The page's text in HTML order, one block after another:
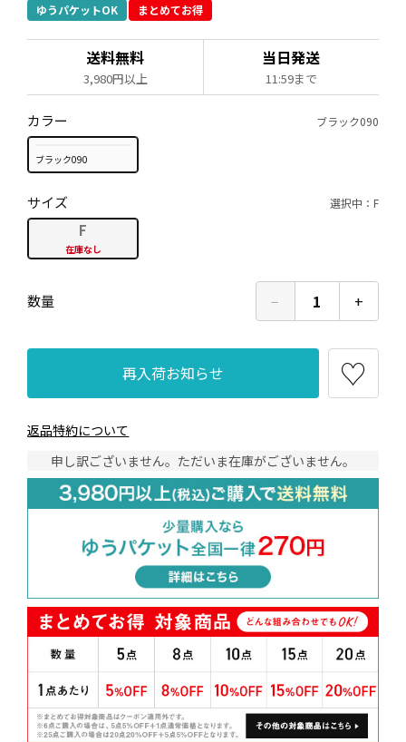
ゆうパケットOK まとめてお得
送料無料
3,980円以上
当日発送
11:59まで
カラー ブラック090
ブラック090
サイズ 選択中：F
F
在庫なし
数量 − 1 +
再入荷お知らせ
返品特約について
申し訳ございません。ただいま在庫がございません。